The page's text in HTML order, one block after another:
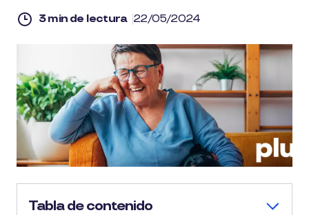
3 min de lectura 22/05/2024
Tabla de contenido